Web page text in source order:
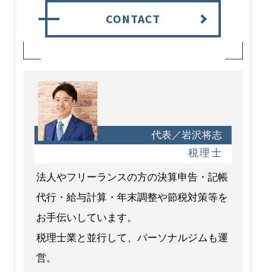
CONTACT
代表／岩沢将志
税理士
法人やフリーランスの方の決算申告・記帳
代行・給与計算・年末調整や節税対策等を
お手伝いしています。
税理士業と並行して、パーソナルジムも運
営。